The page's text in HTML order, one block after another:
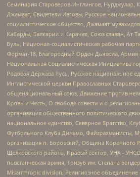
Семинария Староверов-Инглингов, Нурджулар,
Джамаат, Свидетели Иеговы, Русское
социалистическое общество, Джамаат
Кабарды, Балкарии и Карачая, Союз славян, Ат-
Буль, Национал-социалистическая рабочая
Формат-18, Благородный Орден Дьявола, Армия
Национальная Социалистическая Инициатива
Родовая Держава Русь, Русское национальное
Инглистической церкви Православных
общенациональный союз, Движение против
Кровь и Честь, О свободе совести и о
организация общественного политического
национальное единство, Северное Братство,
Футбольного Клуба Динамо, Файзрахманисты,
организация п. Боровский, Община Коренного
Щелковского района, Правый сектор, УНА -
повстанческая армия, Тризуб им. Степана
Misanthropic division, Религиозное объединение